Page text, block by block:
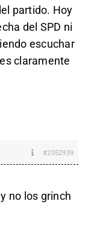
partido. Hoy
del SPD ni
escuchar
claramente
#2052939
no los grinch